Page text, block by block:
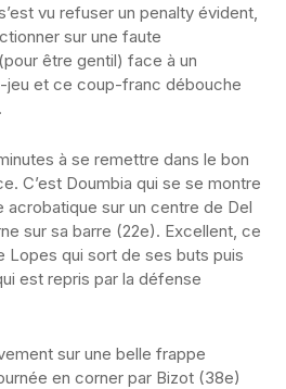
vu refuser un penalty évident,
sur une faute
être gentil) face à un
jeu et ce coup-franc débouche
à se remettre dans le bon
C’est Doumbia qui se se montre
sur un centre de Del
sur sa barre (22e). Excellent, ce
Lopes qui sort de ses buts puis
est repris par la défense
sur une belle frappe
en corner par Bizot (38e)